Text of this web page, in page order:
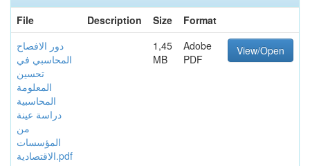
File
Description Size
Format
دور الافصاح
المحاسبي في
تحسين
المعلومة
المحاسبية
دراسة عينة
من
المؤسسات
الاقتصادية.pdf
1,45
MB
Adobe
PDF
View/Open